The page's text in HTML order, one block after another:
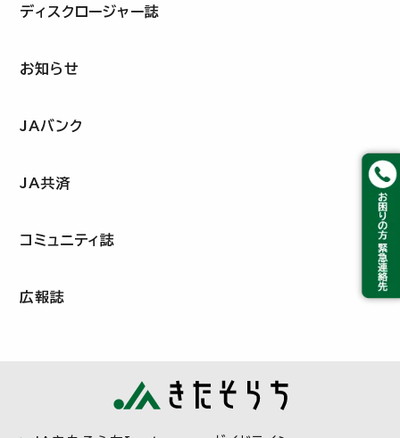
ディスクロージャー誌
お知らせ
JAバンク
JA共済
コミュニティ誌
広報誌